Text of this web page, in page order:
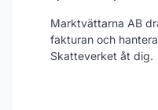
Marktvättarna AB
fakturan och
Skatteverket åt dig.